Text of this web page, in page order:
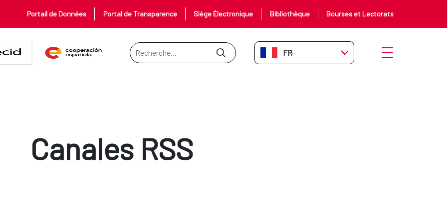
Portail de Données Portal de Transparence Siège Électronique Bibliothèque Bourses et Lectorats
Barre de recherche
FR-FR Ouvrir le menu
Canales RSS